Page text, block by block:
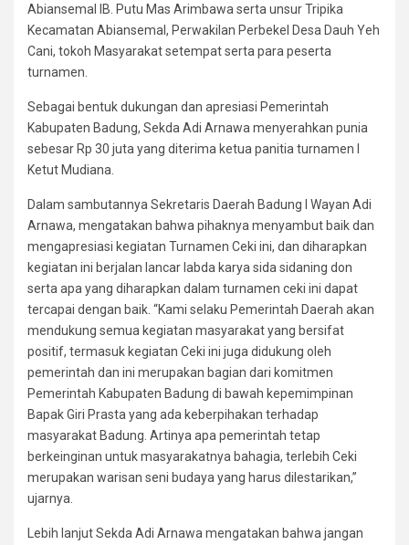
Abiansemal IB. Putu Mas Arimbawa serta unsur Tripika
Kecamatan Abiansemal, Perwakilan Perbekel Desa Dauh Yeh
Cani, tokoh Masyarakat setempat serta para peserta
turnamen.
Sebagai bentuk dukungan dan apresiasi Pemerintah
Kabupaten Badung, Sekda Adi Arnawa menyerahkan punia
sebesar Rp 30 juta yang diterima ketua panitia turnamen I
Ketut Mudiana.
Dalam sambutannya Sekretaris Daerah Badung I Wayan Adi
Arnawa, mengatakan bahwa pihaknya menyambut baik dan
mengapresiasi kegiatan Turnamen Ceki ini, dan diharapkan
kegiatan ini berjalan lancar labda karya sida sidaning don
serta apa yang diharapkan dalam turnamen ceki ini dapat
tercapai dengan baik. “Kami selaku Pemerintah Daerah akan
mendukung semua kegiatan masyarakat yang bersifat
positif, termasuk kegiatan Ceki ini juga didukung oleh
pemerintah dan ini merupakan bagian dari komitmen
Pemerintah Kabupaten Badung di bawah kepemimpinan
Bapak Giri Prasta yang ada keberpihakan terhadap
masyarakat Badung. Artinya apa pemerintah tetap
berkeinginan untuk masyarakatnya bahagia, terlebih Ceki
merupakan warisan seni budaya yang harus dilestarikan,”
ujarnya.
Lebih lanjut Sekda Adi Arnawa mengatakan bahwa jangan